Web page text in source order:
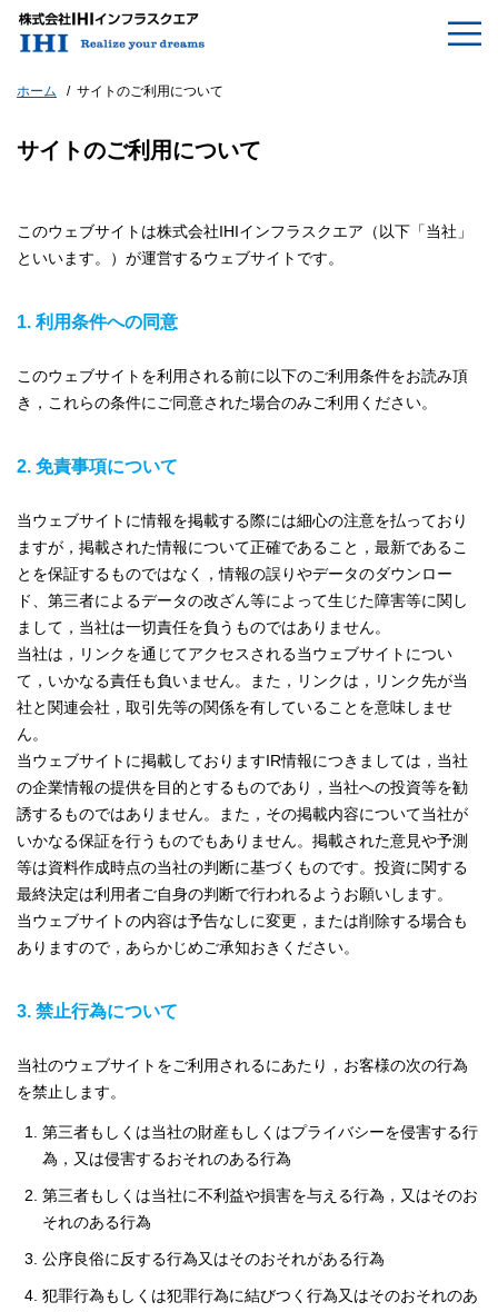
ホーム サイトのご利用について
サイトのご利用について
このウェブサイトは株式会社IHIインフラスクエア（以下「当社」
といいます。）が運営するウェブサイトです。
1. 利用条件への同意
このウェブサイトを利用される前に以下のご利用条件をお読み頂
き，これらの条件にご同意された場合のみご利用ください。
2. 免責事項について
当ウェブサイトに情報を掲載する際には細心の注意を払っており
ますが，掲載された情報について正確であること，最新であるこ
とを保証するものではなく，情報の誤りやデータのダウンロー
ド、第三者によるデータの改ざん等によって生じた障害等に関し
まして，当社は一切責任を負うものではありません。
当社は，リンクを通じてアクセスされる当ウェブサイトについ
て，いかなる責任も負いません。また，リンクは，リンク先が当
社と関連会社，取引先等の関係を有していることを意味しませ
ん。
当ウェブサイトに掲載しておりますIR情報につきましては，当社
の企業情報の提供を目的とするものであり，当社への投資等を勧
誘するものではありません。また，その掲載内容について当社が
いかなる保証を行うものでもありません。掲載された意見や予測
等は資料作成時点の当社の判断に基づくものです。投資に関する
最終決定は利用者ご自身の判断で行われるようお願いします。
当ウェブサイトの内容は予告なしに変更，または削除する場合も
ありますので，あらかじめご承知おきください。
3. 禁止行為について
当社のウェブサイトをご利用されるにあたり，お客様の次の行為
を禁止します。
第三者もしくは当社の財産もしくはプライバシーを侵害する行
為，又は侵害するおそれのある行為
第三者もしくは当社に不利益や損害を与える行為，又はそのお
それのある行為
公序良俗に反する行為又はそのおそれがある行為
犯罪行為もしくは犯罪行為に結びつく行為又はそのおそれのあ